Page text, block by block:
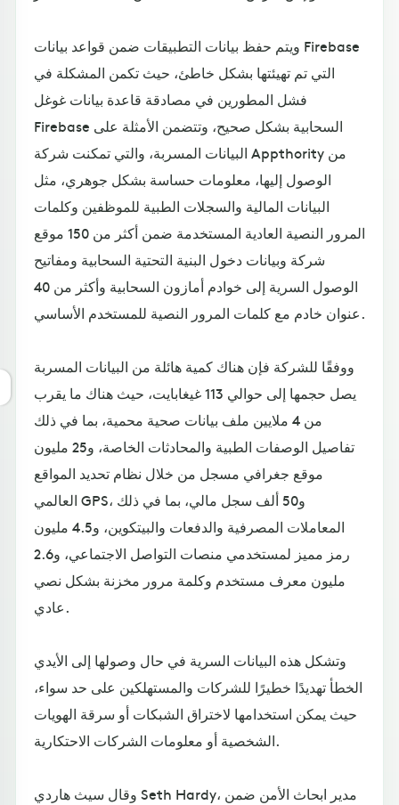
ويتم حفظ بيانات التطبيقات ضمن قواعد بيانات Firebase
التي تم تهيئتها بشكل خاطئ، حيث تكمن المشكلة في
فشل المطورين في مصادقة قاعدة بيانات غوغل
Firebase السحابية بشكل صحيح، وتتضمن الأمثلة على
البيانات المسربة، والتي تمكنت شركة Appthority من
الوصول إليها، معلومات حساسة بشكل جوهري، مثل
البيانات المالية والسجلات الطبية للموظفين وكلمات
المرور النصية العادية المستخدمة ضمن أكثر من 150 موقع
شركة وبيانات دخول البنية التحتية السحابية ومفاتيح
الوصول السرية إلى خوادم أمازون السحابية وأكثر من 40
عنوان خادم مع كلمات المرور النصية للمستخدم الأساسي.
ووفقًا للشركة فإن هناك كمية هائلة من البيانات المسربة
يصل حجمها إلى حوالي 113 غيغابايت، حيث هناك ما يقرب
من 4 ملايين ملف بيانات صحية محمية، بما في ذلك
تفاصيل الوصفات الطبية والمحادثات الخاصة، و25 مليون
موقع جغرافي مسجل من خلال نظام تحديد المواقع
العالمي GPS، و50 ألف سجل مالي، بما في ذلك
المعاملات المصرفية والدفعات والبيتكوين، و4.5 مليون
رمز مميز لمستخدمي منصات التواصل الاجتماعي، و2.6
مليون معرف مستخدم وكلمة مرور مخزنة بشكل نصي
عادي.
وتشكل هذه البيانات السرية في حال وصولها إلى الأيدي
الخطأ تهديدًا خطيرًا للشركات والمستهلكين على حد سواء،
حيث يمكن استخدامها لاختراق الشبكات أو سرقة الهويات
الشخصية أو معلومات الشركات الاحتكارية.
وقال سيث هاردي Seth Hardy، مدير ابحاث الأمن ضمن